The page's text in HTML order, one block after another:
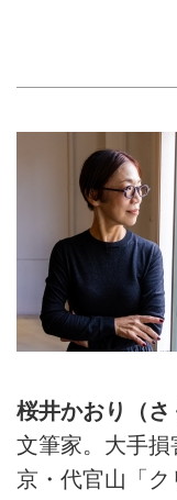
桜井かおり（さ
文筆家。大手
京・代官山「